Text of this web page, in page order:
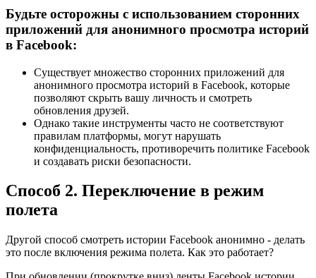
Будьте осторожны с использованием сторонних
приложений для анонимного просмотра историй
в Facebook:
Существует множество сторонних приложений для
анонимного просмотра историй в Facebook, которые
позволяют скрыть вашу личность и смотреть
обновления друзей.
Однако такие инструменты часто не соответствуют
правилам платформы, могут нарушать
конфиденциальность, противоречить политике Facebook
и создавать риски безопасности.
Способ 2. Переключение в режим
полета
Другой способ смотреть истории Facebook анонимно - делать
это после включения режима полета. Как это работает?